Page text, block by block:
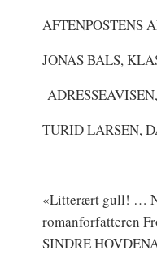
AFTENPOSTENS
JONAS BALS,
TURID LARSEN,
«Litterært gull! …
romanforfatteren
SINDRE